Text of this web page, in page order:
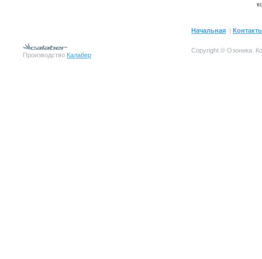
Начальная |
Производство Калабер
Copyright © Озоника.